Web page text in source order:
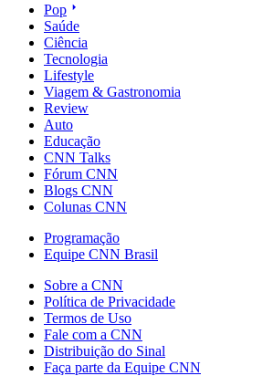
Pop
Saúde
Ciência
Tecnologia
Lifestyle
Viagem & Gastronomia
Review
Auto
Educação
CNN Talks
Fórum CNN
Blogs CNN
Colunas CNN
Programação
Equipe CNN Brasil
Sobre a CNN
Política de Privacidade
Termos de Uso
Fale com a CNN
Distribuição do Sinal
Faça parte da Equipe CNN